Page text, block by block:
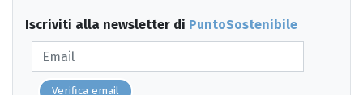
Iscriviti alla newsletter di PuntoSostenibile
Verifica email